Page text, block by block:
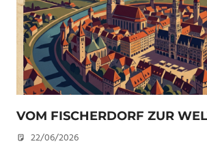
VOM FISCHERDORF ZUR
22/06/2026